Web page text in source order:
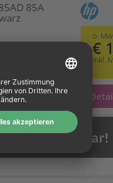
85A
o.
€
inkl.
verfügbar!